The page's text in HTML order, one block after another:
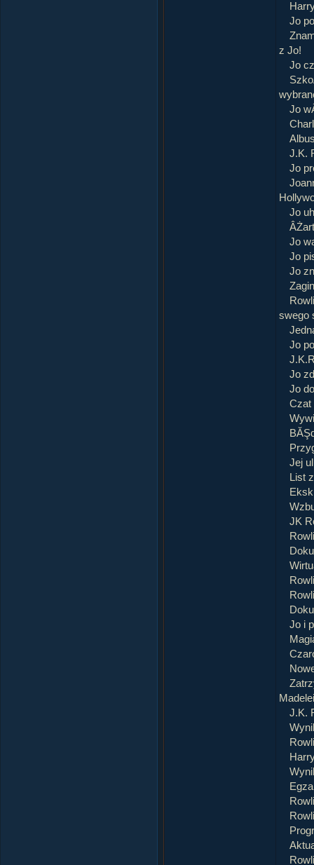
Jo
z Jo!
Jo
Jo
J.K.
Jo
Jo
Jo
Jo
Jo
swego
Jo
Jo
Jo
Czat
Jej
List
JK
Jo i
J.K.